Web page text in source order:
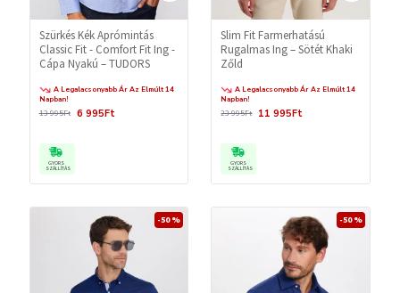
Szürkés Kék Aprómintás
Classic Fit - Comfort Fit Ing -
Cápa Nyakú – TUDORS
A Legalacsonyabb Ár Az Elmúlt 14
Napban!
6 995Ft
13 995Ft
GYORS
SZÁLLÍTÁS
Slim Fit Farmerhatású
Rugalmas Ing – Sötét Khaki
Zőld
A Legalacsonyabb Ár Az Elmúlt 14
Napban!
11 995Ft
23 995Ft
GYORS
SZÁLLÍTÁS
-50 % -50 %